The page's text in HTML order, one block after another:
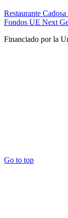
Restaurante Cadosa
Fondos UE Next
Financiado por la
Go to top